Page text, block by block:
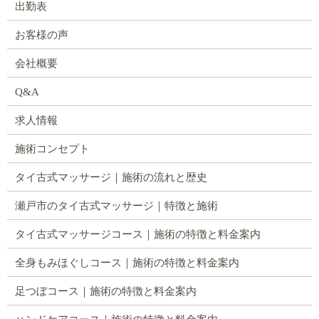
出勤表
お客様の声
会社概要
Q&A
求人情報
施術コンセプト
タイ古式マッサージ｜施術の流れと歴史
瀬戸市のタイ古式マッサージ｜特徴と施術
タイ古式マッサージコース｜施術の特徴と料金案内
全身もみほぐしコース｜施術の特徴と料金案内
足つぼコース｜施術の特徴と料金案内